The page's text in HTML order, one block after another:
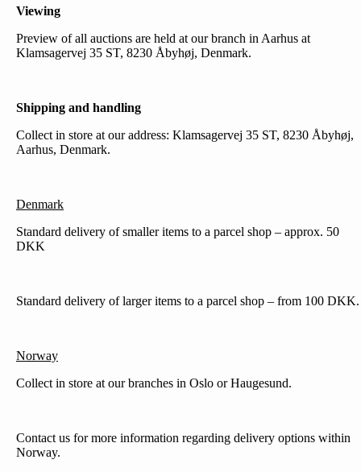
Viewing
Preview of all auctions are held at our branch in Aarhus at
Klamsagervej 35 ST, 8230 Åbyhøj, Denmark.
Shipping and handling
Collect in store at our address: Klamsagervej 35 ST, 8230 Åbyhøj,
Aarhus, Denmark.
Denmark
Standard delivery of smaller items to a parcel shop – approx. 50
DKK
Standard delivery of larger items to a parcel shop – from 100 DKK.
Norway
Collect in store at our branches in Oslo or Haugesund.
Contact us for more information regarding delivery options within
Norway.